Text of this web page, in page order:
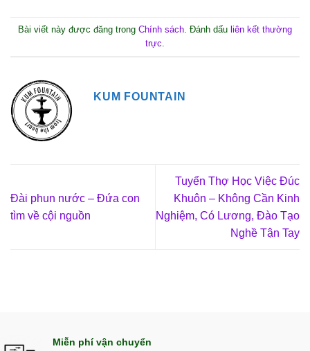
Bài viết này được đăng trong Chính sách . Đánh dấu liên kết thường
trực
KUM FOUNTAIN
Đài phun nước – Đứa con
tìm về cội nguồn
Tuyển Thợ Học Việc Đúc
Khuôn – Không Cần Kinh
Nghiệm, Có Lương, Đào Tạo
Nghề Tận Tay
Miễn phí vận chuyển